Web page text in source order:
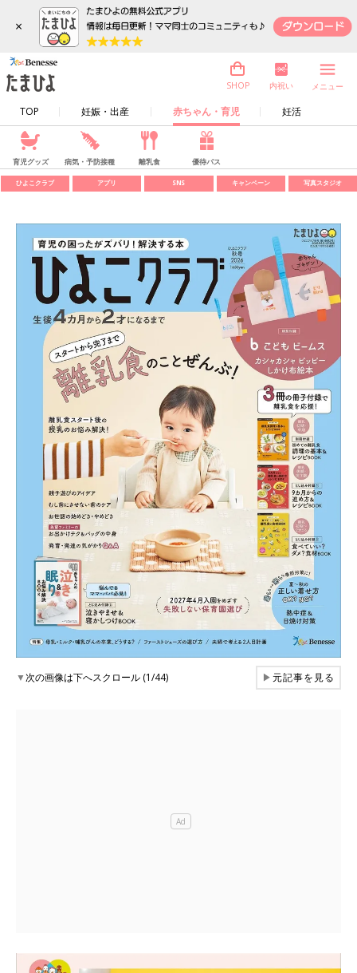
×
TOP 妊娠・出産 赤ちゃん・育児 妊活
SHOP 内祝い メニュー
育児グッズ 病気・予防接種 離乳食 優待パス
ひよこクラブ アプリ SNS キャンペーン 写真スタジオ
▼次の画像は下へスクロール (1/44) ▶元記事を見る